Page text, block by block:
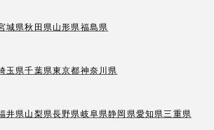
城県秋田県山形県福島県
玉県千葉県東京都神奈川県
井県山梨県長野県岐阜県静岡県愛知県三重県